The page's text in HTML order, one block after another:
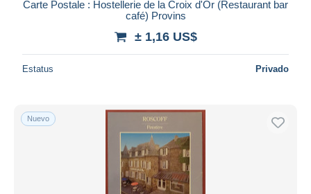
Carte Postale : Hostellerie de la Croix d'Or (Restaurant bar
café) Provins
± 1,16 US$
Estatus Privado
Nuevo